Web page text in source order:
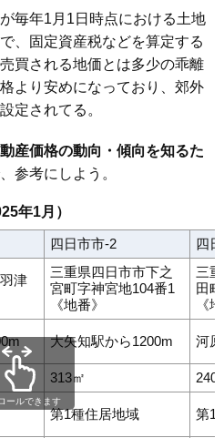
毎年1月1日時点における土地
、固定資産税などを算定する
買される地価とは多少の乖離
より安めになっており、郊外
定されてる。
産価格の動向・傾向を知るた
参考にしよう。
年1月）
四日市市-2 四
津
三重県四日市市下之
宮町字神宮地104番1
《地番》
三
田
《
大矢知駅から1200m 河
313㎡ 240
第1種住居地域 第1
ールできます